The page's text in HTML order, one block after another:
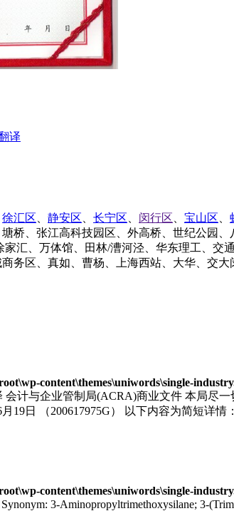
译
徐汇区 静安区 长宁区 闵行区 宝山区
桥、张江高科技园区、外高桥、世纪公园
汇、万体馆、田林/漕河泾、华东理工、交
务区、真如、曹杨、上海西站、大华、交
content\themes\uniwords\single-
会计与企业管制局(ACRA)商业文件 本局尽
日 （200617975G） 以下内容为简短详情
content\themes\uniwords\single-
3-Aminopropyltrimethoxysilane; 3-